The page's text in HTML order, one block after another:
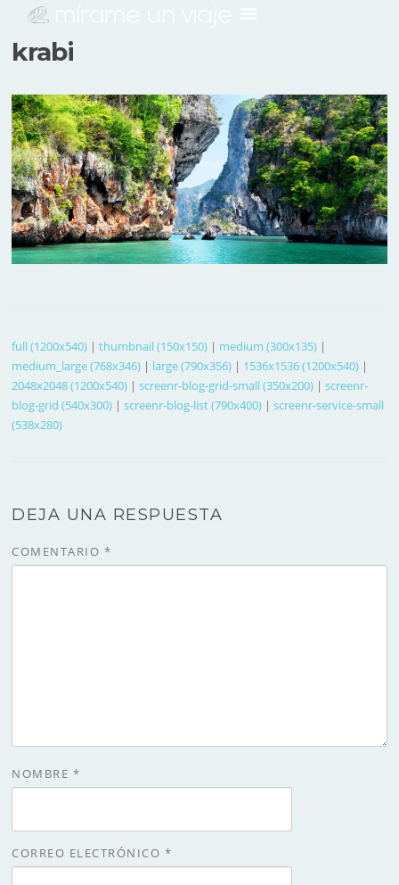
krabi
full (1200x540) |thumbnail (150x150) | medium (300x135) |
medium_large (768x346) | large (790x356) | 1536x1536 (1200x540) |
2048x2048 (1200x540) |screenr-blog-grid-small (350x200) |screenr-
blog-grid (540x300) |screenr-blog-list (790x400) |screenr-service-small
(538x280)
DEJA UNA RESPUESTA
COMENTARIO *
NOMBRE *
CORREO ELECTRÓNICO *